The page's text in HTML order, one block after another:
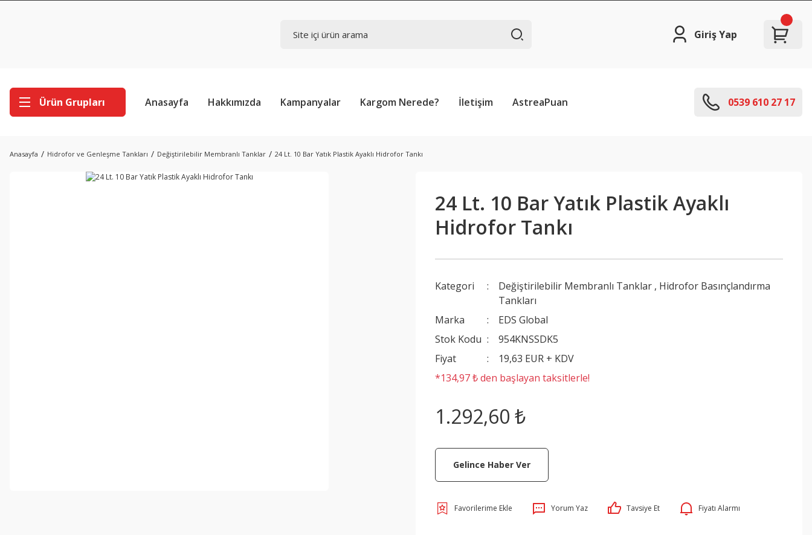
Giriş Yap
Ürün Grupları Anasayfa Hakkımızda Kampanyalar Kargom Nerede? İletişim AstreaPuan 0539 610 27 17
Anasayfa Hidrofor ve Genleşme Tankları Değiştirilebilir Membranlı Tanklar 24 Lt. 10 Bar Yatık Plastik Ayaklı Hidrofor Tankı
24 Lt. 10 Bar Yatık Plastik Ayaklı
Hidrofor Tankı
Kategori Değiştirilebilir Membranlı Tanklar , Hidrofor Basınçlandırma
Tankları
Marka
EDS Global
Stok Kodu
954KNSSDK5
Fiyat
19,63 EUR + KDV
*134,97 ₺ den başlayan taksitlerle!
1.292,60 ₺
Gelince Haber Ver
Yorum Yaz Tavsiye Et Fiyatı Alarmı